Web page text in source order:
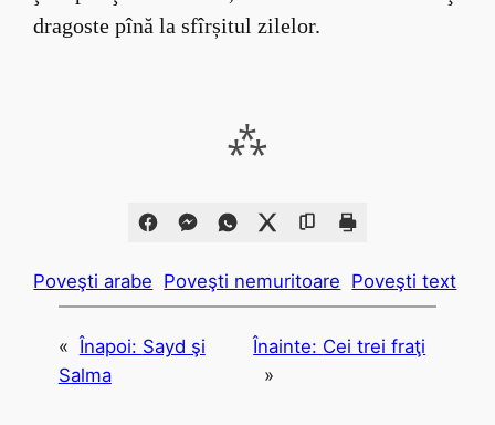
dragoste pînă la sfîrșitul zilelor.
⁂
Poveşti arabe Poveşti nemuritoare Poveşti text
« Înapoi: Sayd şi
Salma
Înainte: Cei trei fraţi
»